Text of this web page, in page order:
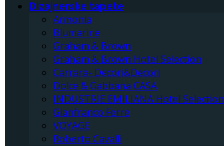
Dizajnerske tapete
Armonia
Blumarine
Graham & Brown
Graham & Brown Hotel Selection
Carrara- Decori&Decori
Dolce & Gabbana CASA
INDUSTRIE EMILIANA Hotel Selection
Gianfranco Ferre
VOYAGE
Roberto Cavalli